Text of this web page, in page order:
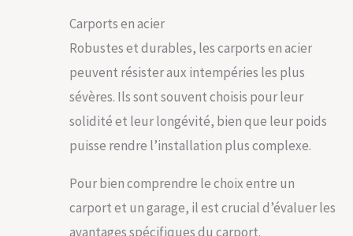
Carports en acier
Robustes et durables, les carports en acier
peuvent résister aux intempéries les plus
sévères. Ils sont souvent choisis pour leur
solidité et leur longévité, bien que leur poids
puisse rendre l’installation plus complexe.
Pour bien comprendre le choix entre un
carport et un garage, il est crucial d’évaluer les
avantages spécifiques du carport.